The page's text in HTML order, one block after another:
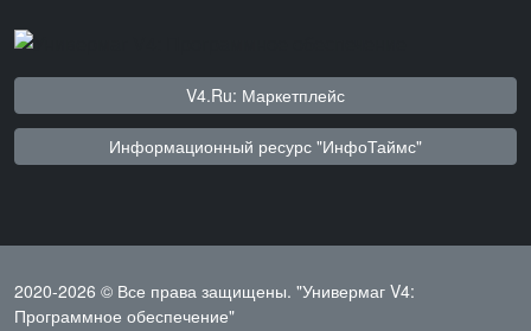
V4.Ru: Маркетплейс
Информационный ресурс "ИнфоТаймс"
2020-2026 © Все права защищены. "Универмаг V4:
Программное обеспечение"